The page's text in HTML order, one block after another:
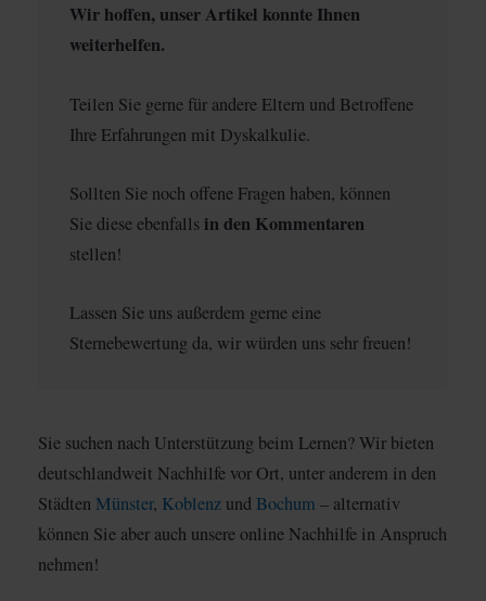
Wir hoffen, unser Artikel konnte Ihnen
weiterhelfen.
Teilen Sie gerne für andere Eltern und Betroffene
Ihre Erfahrungen mit Dyskalkulie.
Sollten Sie noch offene Fragen haben, können
Sie diese ebenfalls in den Kommentaren
stellen!
Lassen Sie uns außerdem gerne eine
Sternebewertung da, wir würden uns sehr freuen!
Sie suchen nach Unterstützung beim Lernen? Wir bieten
deutschlandweit Nachhilfe vor Ort, unter anderem in den
Städten Münster, Koblenz und Bochum – alternativ
können Sie aber auch unsere online Nachhilfe in Anspruch
nehmen!